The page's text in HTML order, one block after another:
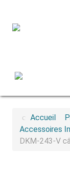
Accueil
Accessoires
DKM-243-V